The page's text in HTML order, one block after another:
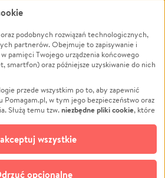
Powódź
Wichura
NGO
Edukacja
Podróż
Impreza
Ochrona środowiska
Biznes
podobnych rozwiązań technologicznych,
partnerów. Obejmuje to zapisywanie i
pamięci Twojego urządzenia końcowego
smartfon) oraz późniejsze uzyskiwanie do nich
przede wszystkim po to, aby zapewnić
Pomagam.pl, w tym jego bezpieczeństwo oraz
Służą temu tzw.niezbędne pliki cookie, które
plików cookie
i retargetingowych. Możesz wyrazić
odmówić. W dowolnym momencie masz
na stronie „Zarządzaj zgodami cookie”,
serwisu Pomagam.pl. Opcjonalne pliki
opcjonalne
wszystkie